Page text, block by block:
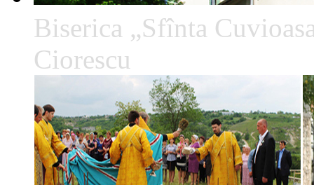
Biserica „Sfînta
Ciorescu